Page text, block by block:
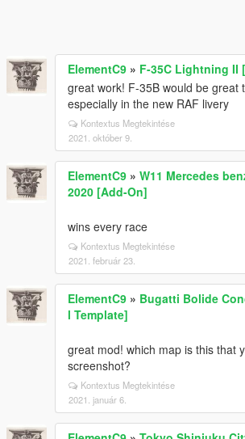
ElementC9 » F-35C Lightning II
great work! F-35B would be great
especially in the new RAF livery
Kontextus Megtekintése
2021. október 9.
ElementC9 » W11 Mercedes
2020 [Add-On]
wins every race
Kontextus Megtekintése
2021. február 23.
ElementC9 » Bugatti Bolide
l Template]
great mod! which map is this that
screenshot?
Kontextus Megtekintése
2021. január 6.